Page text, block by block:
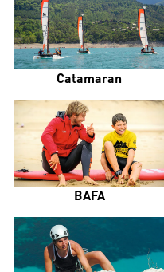
Catamaran
BAFA